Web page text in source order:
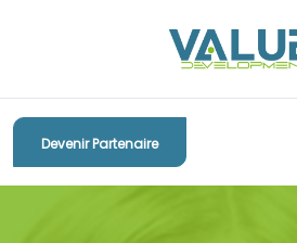
Devenir Partenaire